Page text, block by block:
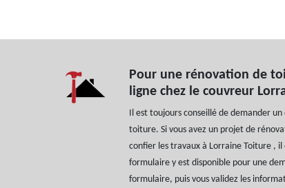
Pour une rénovation de
ligne chez le couvreur
Il est toujours conseillé de demander
toiture. Si vous avez un projet de
confier les travaux à Lorraine Toiture ,
formulaire y est disponible pour une
formulaire, puis vous validez les